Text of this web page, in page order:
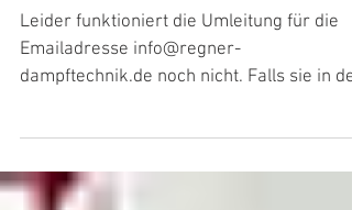
Leider funktioniert die Umleitung für die
Emailadresse info@regner-
dampftechnik.de noch nicht. Falls sie in